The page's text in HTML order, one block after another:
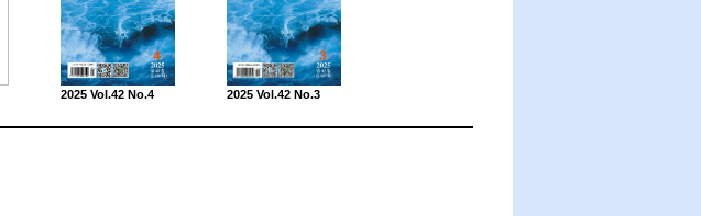
2025 Vol.42 No.4 2025 Vol.42 No.3